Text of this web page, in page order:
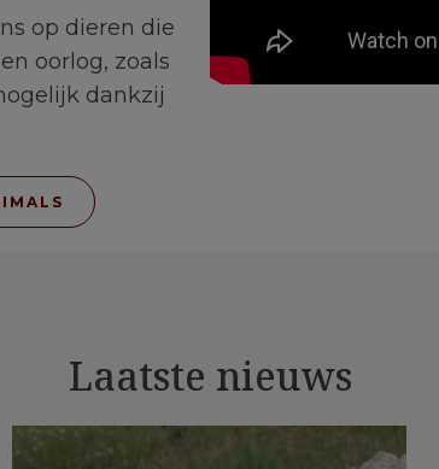
op dieren die
oorlog, zoals
dankzij
Laatste nieuws